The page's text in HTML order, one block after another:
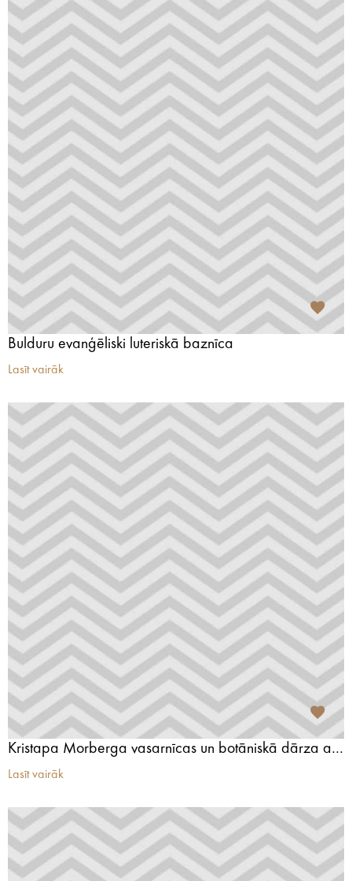
Bulduru evanģēliski luteriskā baznīca
Lasīt vairāk
Kristapa Morberga vasarnīcas un botāniskā dārza ansamblis
Lasīt vairāk